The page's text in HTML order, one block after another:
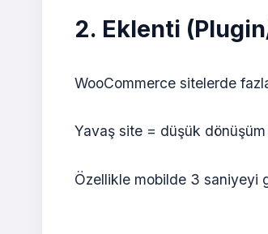
2. Eklenti
WooCommerce sitelerde
Yavaş site = düşük
Özellikle mobilde 3 saniyeyi